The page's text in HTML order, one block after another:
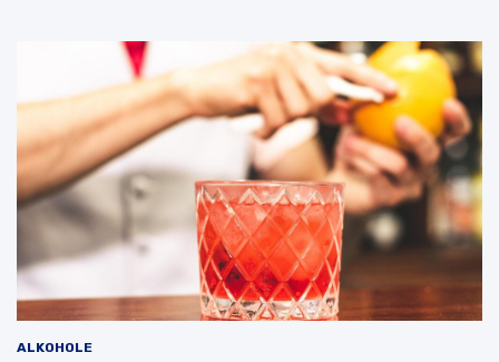
ALKOHOLE